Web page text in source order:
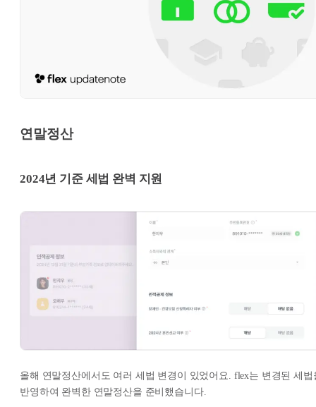
연말정산
2024년 기준 세법 완벽 지원
올해 연말정산에서도 여러 세법 변경이 있었어요. flex는 변경된 세법
반영하여 완벽한 연말정산을 준비했습니다.